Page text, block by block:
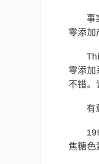
事
零添加
零添
不错。
有
焦糖色